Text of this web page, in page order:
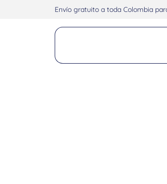
Envío gratuito a toda Colombia